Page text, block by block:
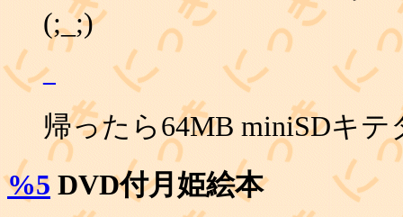
(;_;)
_
帰ったら64MB miniSDキテ
%5 DVD付月姫絵本